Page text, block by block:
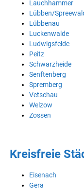
Lauchhammer
Lübben/
Lübbenau
Luckenwalde
Ludwigsfelde
Peitz
Schwarzheide
Senftenberg
Spremberg
Vetschau
Welzow
Zossen
Kreisfreie
Eisenach
Gera